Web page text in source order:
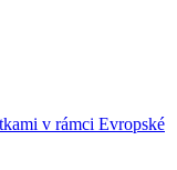
v rámci Evropské